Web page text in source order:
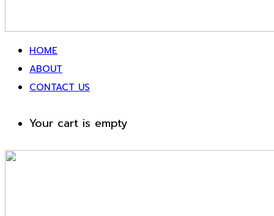
HOME
ABOUT
CONTACT US
Your cart is empty